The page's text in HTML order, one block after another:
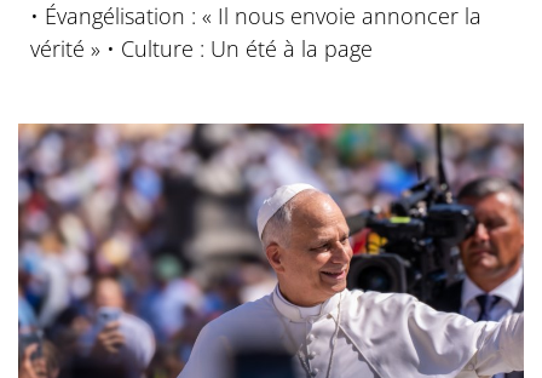
• Évangélisation : « Il nous envoie annoncer la
vérité » • Culture : Un été à la page